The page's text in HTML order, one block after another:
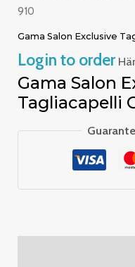
910
Gama Salon Exclusive
Login to order
Gama Salon
Tagliacapelli